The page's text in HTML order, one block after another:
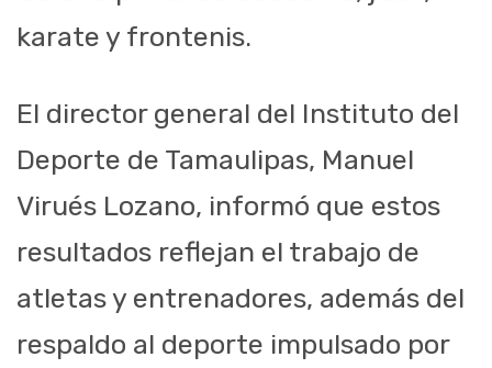
karate y frontenis.
El director general del Instituto del
Deporte de Tamaulipas, Manuel
Virués Lozano, informó que estos
resultados reflejan el trabajo de
atletas y entrenadores, además del
respaldo al deporte impulsado por